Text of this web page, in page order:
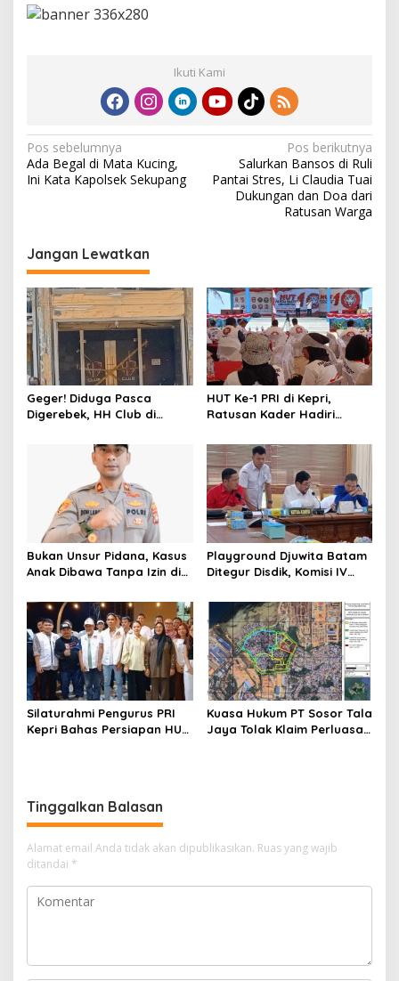
Ikuti Kami
N
a
g
a
s
i
p
o
s
Pos sebelumnya
Ada Begal di Mata Kucing,
Ini Kata Kapolsek Sekupang
Pos berikutnya
Salurkan Bansos di Ruli
Pantai Stres, Li Claudia Tuai
Dukungan dan Doa dari
Ratusan Warga
Jangan Lewatkan
Geger! Diduga Pasca
Digerebek, HH Club di
HUT Ke-1 PRI di Kepri,
Ratusan Kader Hadiri
Bansos
Bukan Unsur Pidana, Kasus
Anak Dibawa Tanpa Izin di
Playground Djuwita Batam
Ditegur Disdik, Komisi IV
Silaturahmi Pengurus PRI
Kepri Bahas Persiapan HUT
Kuasa Hukum PT Sosor Tala
Jaya Tolak Klaim Perluasan
Tinggalkan Balasan
Alamat email Anda tidak akan dipublikasikan. Ruas yang wajib
ditandai *